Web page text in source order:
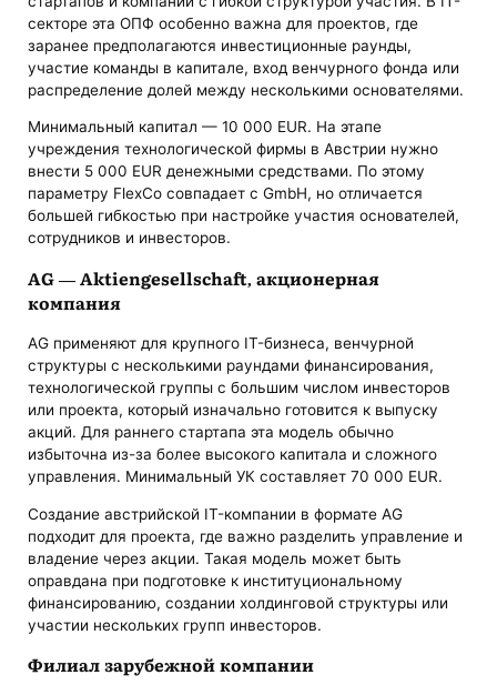
секторе эта ОПФ особенно важна для проектов, где
заранее предполагаются инвестиционные раунды,
участие команды в капитале, вход венчурного фонда или
распределение долей между несколькими основателями.
Минимальный капитал — 10 000 EUR. На этапе
учреждения технологической фирмы в Австрии нужно
внести 5 000 EUR денежными средствами. По этому
параметру FlexCo совпадает с GmbH, но отличается
большей гибкостью при настройке участия основателей,
сотрудников и инвесторов.
AG — Aktiengesellschaft, акционерная
компания
AG применяют для крупного IT-бизнеса, венчурной
структуры с несколькими раундами финансирования,
технологической группы с большим числом инвесторов
или проекта, который изначально готовится к выпуску
акций. Для раннего стартапа эта модель обычно
избыточна из-за более высокого капитала и сложного
управления. Минимальный УК составляет 70 000 EUR.
Создание австрийской IT-компании в формате AG
подходит для проекта, где важно разделить управление и
владение через акции. Такая модель может быть
оправдана при подготовке к институциональному
финансированию, создании холдинговой структуры или
участии нескольких групп инвесторов.
Филиал зарубежной компании